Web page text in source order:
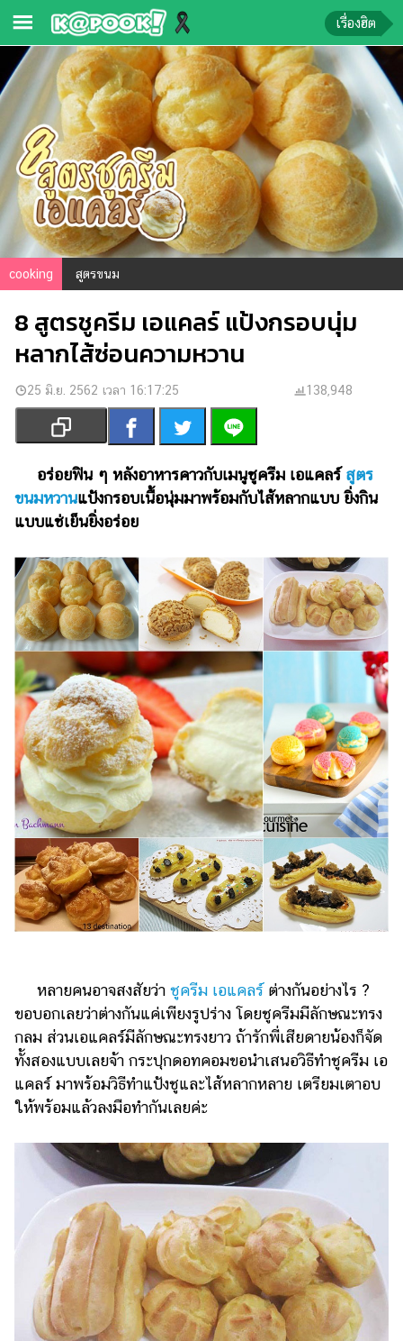
ข่าว-
ความ
รู้
ข่าว
ข่าว
บันเทิง
ตรวจ
หวย
ผล
บอล
สด
การ
เงิน
การ
ศึกษา
บันเทิง
ดู
หนัง
Music
Station
ละคร
บันเทิง
เกาหลี
ไลฟ์
ไตล์
ดูด
วง
ผู้
หญิง
สุขภาพ
ท่อง
เที่ยว
สูตร
อาหาร
ช้อป
ปิ้ง
รถยนต์
บ้าน
และ
การ
ตกแต่ง
เรื่องฮิต
cooking สูตรขนม
8 สูตรชูครีม เอแคลร์ แป้งกรอบนุ่ม
หลากไส้ซ่อนความหวาน
25 มิ.ย. 2562 เวลา 16:17:25 138,948
อร่อยฟิน ๆ หลังอาหารคาวกับเมนูชูครีม เอแคลร์ สูตร
ขนมหวานแป้งกรอบเนื้อนุ่มมาพร้อมกับไส้หลากแบบ ยิ่งกิน
แบบแช่เย็นยิ่งอร่อย
หลายคนอาจสงสัยว่า ชูครีม เอแคลร์ต่างกันอย่างไร ?
ขอบอกเลยว่าต่างกันแค่เพียงรูปร่าง โดยชูครีมมีลักษณะทรง
กลม ส่วนเอแคลร์มีลักษณะทรงยาว ถ้ารักพี่เสียดายน้องก็จัด
ทั้งสองแบบเลยจ้า กระปุกดอทคอมขอนำเสนอวิธีทำชูครีม เอ
แคลร์ มาพร้อมวิธีทำแป้งชูและไส้หลากหลาย เตรียมเตาอบ
ให้พร้อมแล้วลงมือทำกันเลยค่ะ